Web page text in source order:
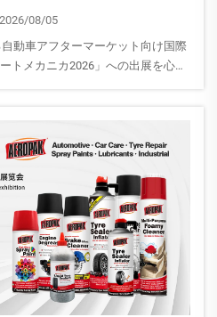
2026/08/05
動車アフターマーケット向け国際
トメカニカ2026」への出展を心よ
12.0｜ブースD59B
・エアハルト・メッセ